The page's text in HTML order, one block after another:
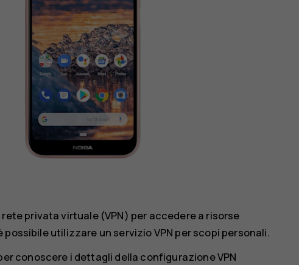
privata virtuale (VPN) per accedere a risorse
utilizzare un servizio VPN per scopi personali.
conoscere i dettagli della configurazione VPN